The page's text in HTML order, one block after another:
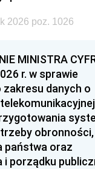
2026 poz. 1026
MINISTRA
r. w sprawie
danych o
obronności,
państwa oraz
porządku